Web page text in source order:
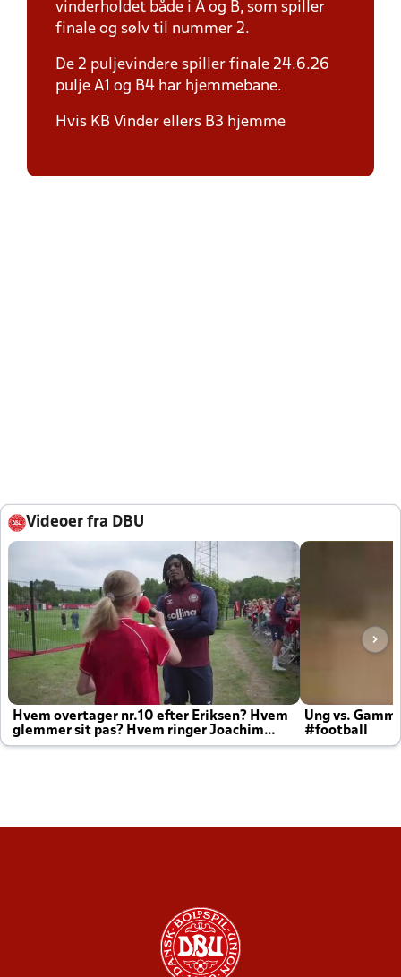
vinderholdet både i A og B, som spiller
finale og sølv til nummer 2.
De 2 puljevindere spiller finale 24.6.26
pulje A1 og B4 har hjemmebane.
Hvis KB Vinder ellers B3 hjemme
Videoer fra DBU
Hvem overtager nr.10 efter Eriksen? Hvem
glemmer sit pas? Hvem ringer Joachim
altid til efter kampe?
Ung vs.
#football